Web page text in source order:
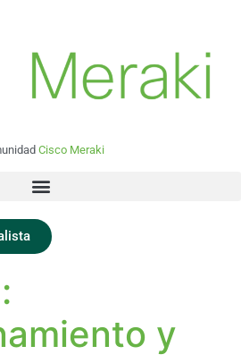
Cisco Meraki
y